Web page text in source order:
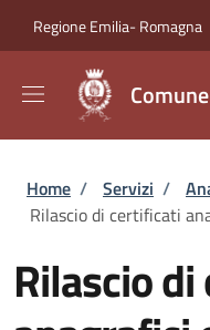
Regione Emilia- Romagna
Briciole di
Home / Servizi /
Rilascio di certificati
Rilascio